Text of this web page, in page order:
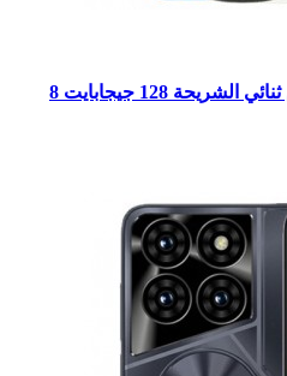
موبايل أول كول هيرو 20 ماكس ثنائي الشريحة 128 جيجابايت 8